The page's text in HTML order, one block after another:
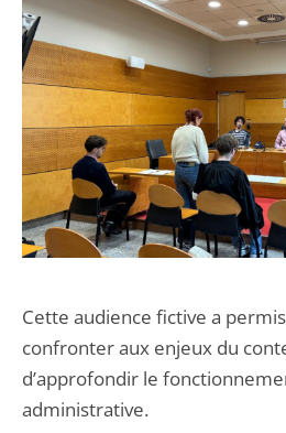
Cette audience fictive a
confronter aux enjeux du
d’approfondir le
administrative.